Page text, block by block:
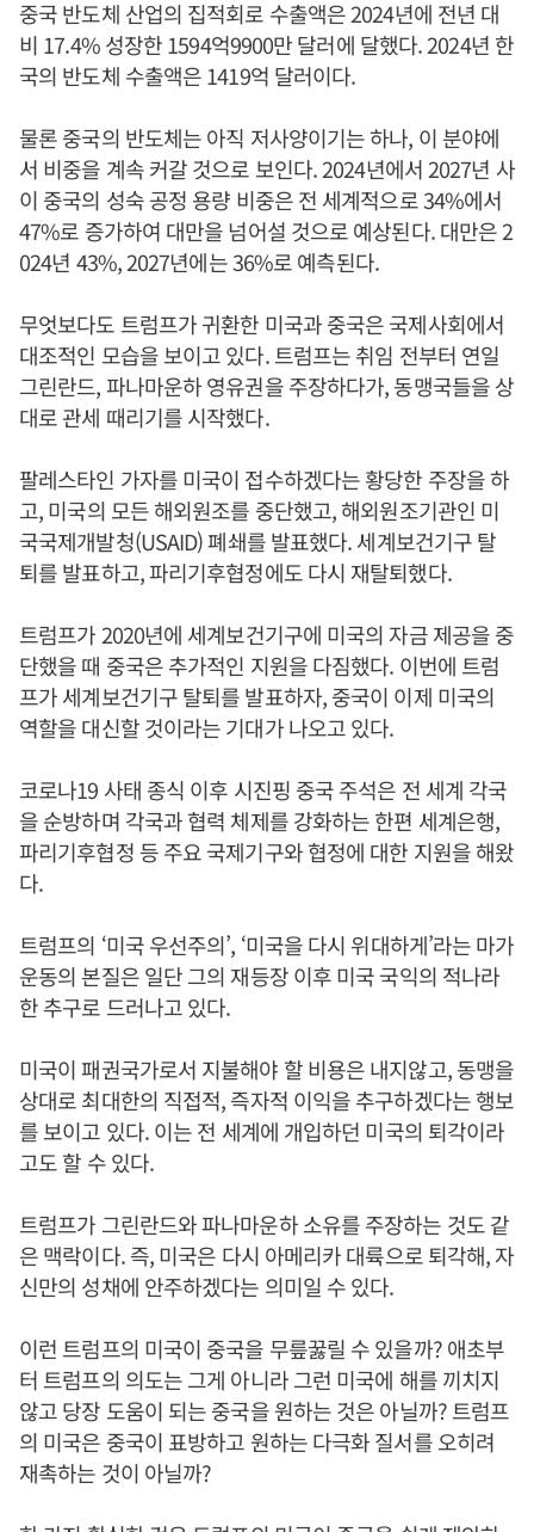
중국 반도체 산업의 집적회로 수출액은 2024년에 전년 대
비 17.4% 성장한 1594억9900만 달러에 달했다. 2024년 한
국의 반도체 수출액은 1419억 달러이다.
물론 중국의 반도체는 아직 저사양이기는 하나, 이 분야에
서 비중을 계속 커갈 것으로 보인다. 2024년에서 2027년 사
이 중국의 성숙 공정 용량 비중은 전 세계적으로 34%에서
47%로 증가하여 대만을 넘어설 것으로 예상된다. 대만은 2
024년 43%, 2027년에는 36%로 예측된다.
무엇보다도 트럼프가 귀환한 미국과 중국은 국제사회에서
대조적인 모습을 보이고 있다. 트럼프는 취임 전부터 연일
그린란드, 파나마운하 영유권을 주장하다가, 동맹국들을 상
대로 관세 때리기를 시작했다.
팔레스타인 가자를 미국이 접수하겠다는 황당한 주장을 하
고, 미국의 모든 해외원조를 중단했고, 해외원조기관인 미
국국제개발청(USAID) 폐쇄를 발표했다. 세계보건기구 탈
퇴를 발표하고, 파리기후협정에도 다시 재탈퇴했다.
트럼프가 2020년에 세계보건기구에 미국의 자금 제공을 중
단했을 때 중국은 추가적인 지원을 다짐했다. 이번에 트럼
프가 세계보건기구 탈퇴를 발표하자, 중국이 이제 미국의
역할을 대신할 것이라는 기대가 나오고 있다.
코로나19 사태 종식 이후 시진핑 중국 주석은 전 세계 각국
을 순방하며 각국과 협력 체제를 강화하는 한편 세계은행,
파리기후협정 등 주요 국제기구와 협정에 대한 지원을 해왔
다.
트럼프의 ‘미국 우선주의’, ‘미국을 다시 위대하게’라는 마가
운동의 본질은 일단 그의 재등장 이후 미국 국익의 적나라
한 추구로 드러나고 있다.
미국이 패권국가로서 지불해야 할 비용은 내지않고, 동맹을
상대로 최대한의 직접적, 즉자적 이익을 추구하겠다는 행보
를 보이고 있다. 이는 전 세계에 개입하던 미국의 퇴각이라
고도 할 수 있다.
트럼프가 그린란드와 파나마운하 소유를 주장하는 것도 같
은 맥락이다. 즉, 미국은 다시 아메리카 대륙으로 퇴각해, 자
신만의 성채에 안주하겠다는 의미일 수 있다.
이런 트럼프의 미국이 중국을 무릎꿇릴 수 있을까? 애초부
터 트럼프의 의도는 그게 아니라 그런 미국에 해를 끼치지
않고 당장 도움이 되는 중국을 원하는 것은 아닐까? 트럼프
의 미국은 중국이 표방하고 원하는 다극화 질서를 오히려
재촉하는 것이 아닐까?